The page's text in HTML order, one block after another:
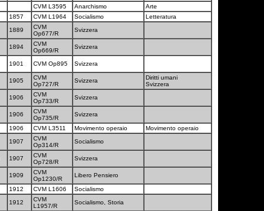
CVM L3595 Anarchismo
Arte
1857 CVM L1964 Socialismo
Letteratura
1889
CVM
Op677/R
Svizzera
1894
CVM
Op669/R
Svizzera
1901 CVM Op895 Svizzera
1905
CVM
Op727/R
Svizzera
Diritti umani
Svizzera
1906
CVM
Op733/R
Svizzera
1906
CVM
Op735/R
Svizzera
1906 CVM L3511 Movimento operaio
Movimento operaio
1907
CVM
Op314/R
Socialismo
1907
CVM
Op728/R
Svizzera
1909
CVM
Op1230/R
Libero Pensiero
1912 CVM L1606
Socialismo
1912
CVM
L1957/R
Socialismo, Storia